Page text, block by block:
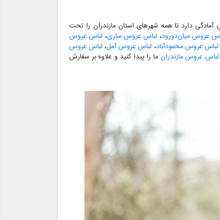
دارد تا همه شهرهای استان مازندران را تحت
عروس میان‌دورود، لباس عروس ساری، لباس عروس
لباس عروس محمودآباد، لباس عروس آمل، لباس عروس
لباس عروس مازندران ما را پیدا کنید و علاوه بر سفارش